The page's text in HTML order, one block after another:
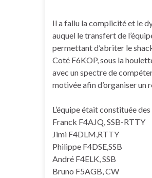
Il a fallu la complicité et le
auquel le transfert de
permettant d’abriter le
Coté F6KOP, sous la
avec un spectre de
motivée afin d’organiser un
L’équipe était constituée
Franck F4AJQ, SSB-RTTY
Jimi F4DLM,RTTY
Philippe F4DSE,SSB
André F4ELK, SSB
Bruno F5AGB, CW